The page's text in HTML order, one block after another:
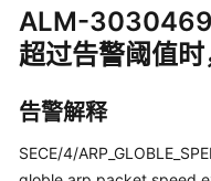
云
服
务
云
理
ALM-
超过告警阈值
告警解释
SECE/4/